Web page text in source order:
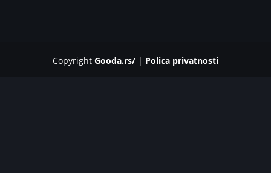
Copyright Gooda.rs/| Polica privatnosti